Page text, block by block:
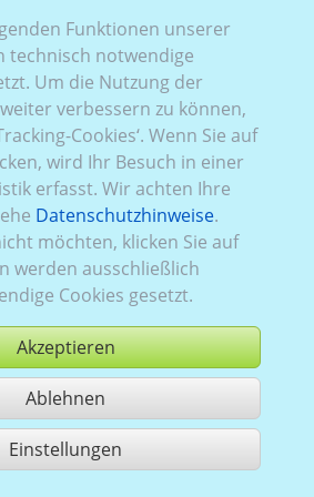
3, Facelift,FWD (Frontantrieb)
, Verglasung Links
teilverglast, Heckverglast
kaufen
Treffer teilen
Funktionen unserer
technisch notwendige
Um die Nutzung der
verbessern zu können,
Cookies‘. Wenn Sie auf
wird Ihr Besuch in einer
erfasst. Wir achten Ihre
Datenschutzhinweise.
möchten, klicken Sie auf
werden ausschließlich
Cookies gesetzt.
Akzeptieren
Ablehnen
Einstellungen